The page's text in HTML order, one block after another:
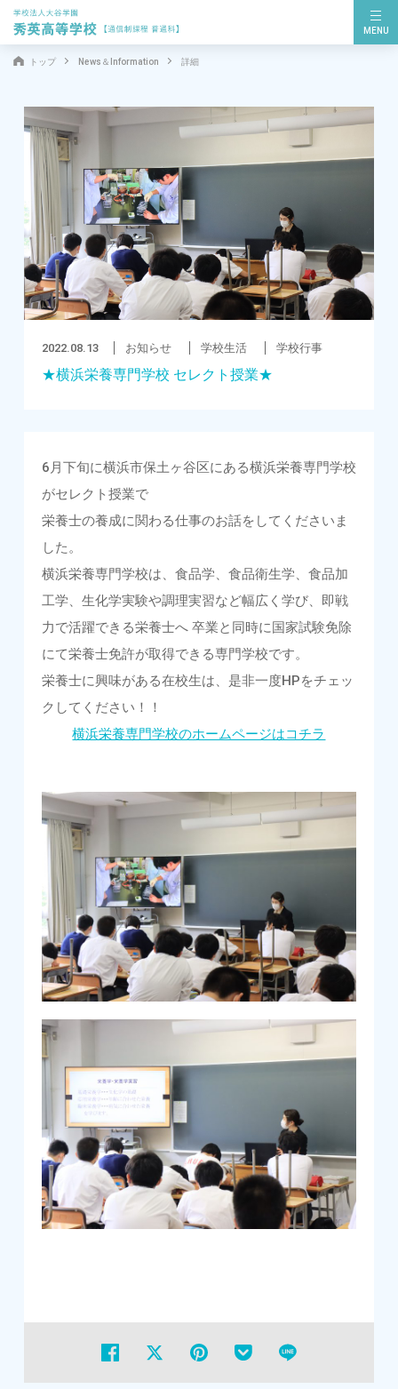
MENU
トップ News＆Information 詳細
2022.08.13 お知らせ 学校生活 学校行事
★横浜栄養専門学校 セレクト授業★
6月下旬に横浜市保土ヶ谷区にある横浜栄養専門学校
がセレクト授業で
栄養士の養成に関わる仕事のお話をしてくださいま
した。
横浜栄養専門学校は、食品学、食品衛生学、食品加
工学、生化学実験や調理実習など幅広く学び、即戦
力で活躍できる栄養士へ 卒業と同時に国家試験免除
にて栄養士免許が取得できる専門学校です。
栄養士に興味がある在校生は、是非一度HPをチェッ
クしてください！！
横浜栄養専門学校のホームページはコチラ